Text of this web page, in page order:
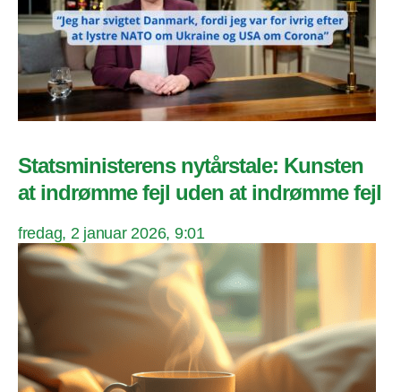
Statsministerens nytårstale: Kunsten
at indrømme fejl uden at indrømme fejl
fredag, 2 januar 2026, 9:01